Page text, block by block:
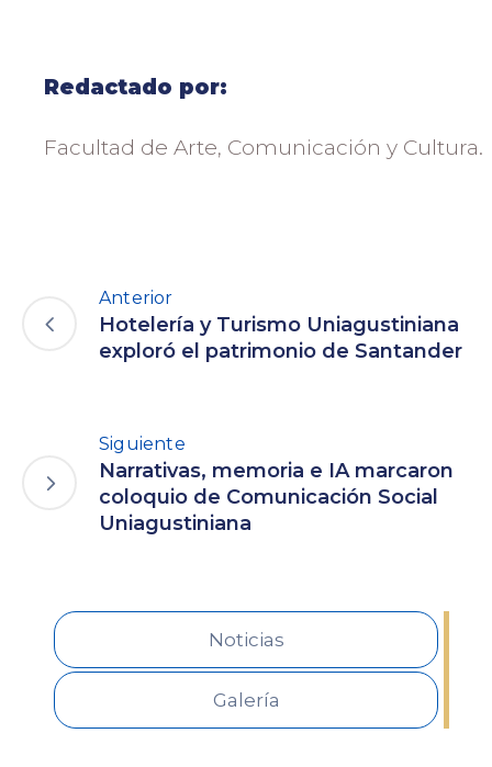
Redactado por:
Facultad de Arte, Comunicación y Cultura.
Anterior
Hotelería y Turismo Uniagustiniana
exploró el patrimonio de Santander
Siguiente
Narrativas, memoria e IA marcaron
coloquio de Comunicación Social
Uniagustiniana
Noticias
Galería